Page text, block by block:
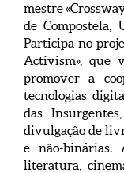
mestre
de Compostela,
Participa no
Activism», que
promover a
tecnologias
das
divulgação de
e não-binárias.
literatura,